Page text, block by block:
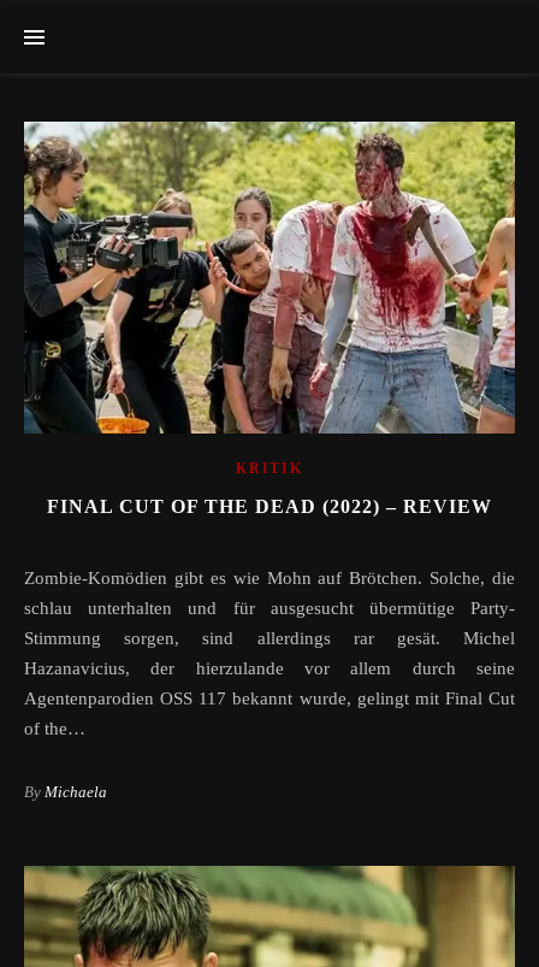
KRITIK
FINAL CUT OF THE DEAD (2022) – REVIEW
Zombie-Komödien gibt es wie Mohn auf Brötchen. Solche, die
schlau unterhalten und für ausgesucht übermütige Party-
Stimmung sorgen, sind allerdings rar gesät. Michel
Hazanavicius, der hierzulande vor allem durch seine
Agentenparodien OSS 117 bekannt wurde, gelingt mit Final Cut
of the…
By Michaela